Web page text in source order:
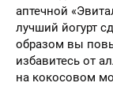
аптечной
лучший йогурт
образом вы
избавитесь от
на кокосовом